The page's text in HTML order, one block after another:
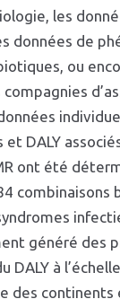
les
données de
ou
et DALY
ont été
combinaisons
généré des
DALY à
des continents